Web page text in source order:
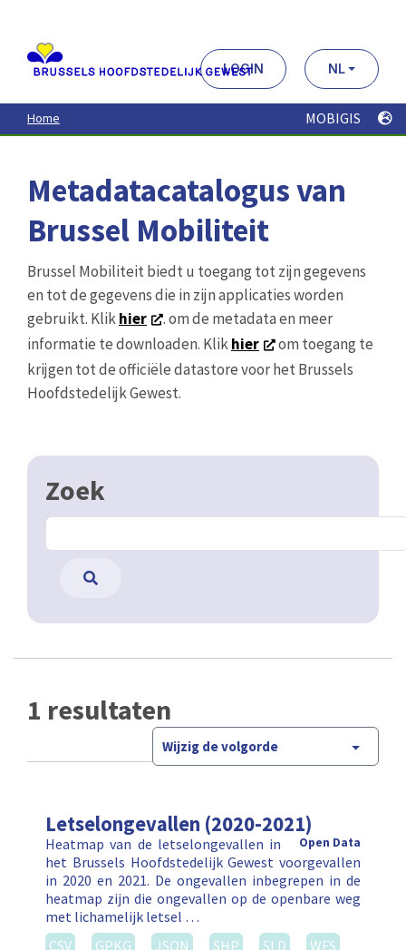
contenu
principal
LOGIN NL
Home MOBIGIS
Metadatacatalogus van
Brussel Mobiliteit
Brussel Mobiliteit biedt u toegang tot zijn gegevens
en tot de gegevens die in zijn applicaties worden
gebruikt. Klikhier
. om de metadata en meer
informatie te downloaden. Klikhier
om toegang te
krijgen tot de officiële datastore voor het Brussels
Hoofdstedelijk Gewest.
Zoek
1 resultaten
Wijzig de volgorde
Letselongevallen (2020-2021)
Open Data
Heatmap van de letselongevallen in
het Brussels Hoofdstedelijk Gewest voorgevallen
in 2020 en 2021. De ongevallen inbegrepen in de
heatmap zijn die ongevallen op de openbare weg
met lichamelijk letsel …
CSV
GPKG JSON SHP SLD
WFS